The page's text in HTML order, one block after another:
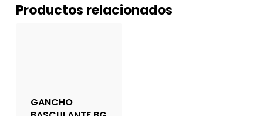
Productos relacionados
GANCHO